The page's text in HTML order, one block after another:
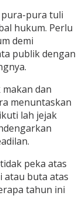
pura-pura tuli
hukum. Perlu
demi
publik dengan
dan
menuntaskan
lah jejak
peka atas
atau buta atas
tahun ini